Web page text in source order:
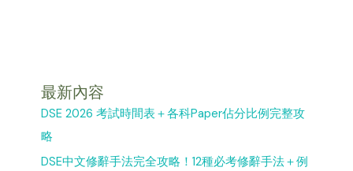
最新內容
DSE 2026 考試時間表＋各科Paper佔分比例完整攻
略
DSE中文修辭手法完全攻略！12種必考修辭手法＋例